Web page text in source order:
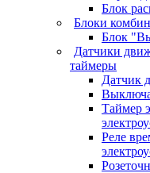
Блок
Блоки
Блок
Датчики
таймеры
Датчик
Таймер
Реле